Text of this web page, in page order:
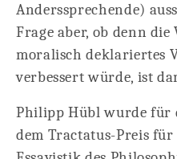
Anderssprechende)
Frage aber, ob denn
moralisch deklariertes
verbessert würde, ist
Philipp Hübl wurde für
dem Tractatus-Preis